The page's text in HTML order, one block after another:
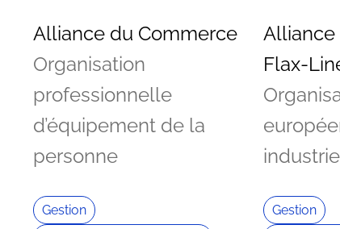
Alliance du Commerce
Organisation
professionnelle
d’équipement de la
personne
Gestion
Alliance
Flax-
Gestion